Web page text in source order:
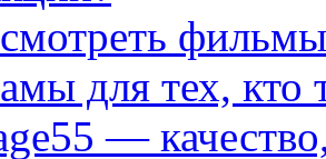
для тех, кто
—